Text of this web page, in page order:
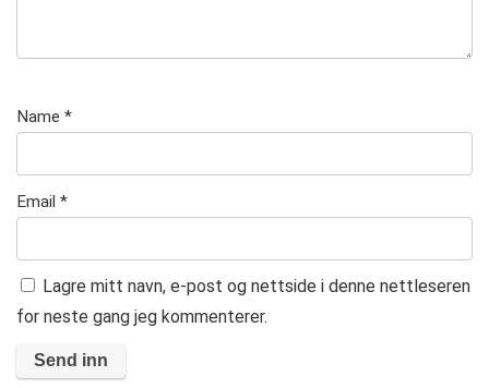
Name *
Email *
Lagre mitt navn, e-post og nettside i denne nettleseren
for neste gang jeg kommenterer.